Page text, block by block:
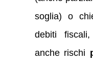
soglia) o
debiti
anche rischi